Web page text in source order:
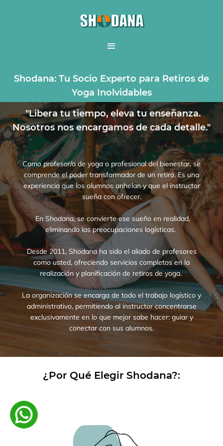
Shodana: Tu Socio Experto para Retiros de
Yoga Inolvidables
"Libera tu tiempo, eleva tu enseñanza.
Nosotros nos encargamos de cada detalle."
Como profesor/a de yoga o profesional del bienestar, se
comprende el poder transformador de un retiro. Es una
experiencia que los alumnos anhelan y que el instructor
sueña con ofrecer.
En Shodana, se convierte ese sueño en realidad,
eliminando las preocupaciones logísticas.
Desde 2011, Shodana ha sido el aliado de profesores
como usted, ofreciendo servicios completos en la
realización y planificación de retiros de yoga.
La organización se encarga de todo el trabajo logístico y
administrativo, permitiendo al instructor concentrarse
exclusivamente en lo que mejor sabe hacer: guiar y
conectar con sus alumnos.
¿Por Qué Elegir Shodana?: